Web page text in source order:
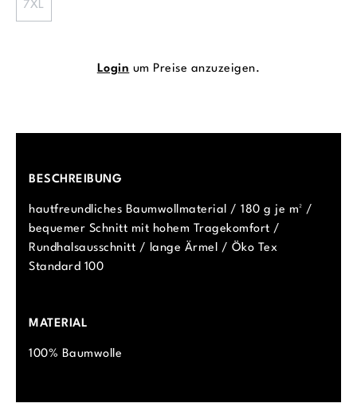
7XL
Login um Preise anzuzeigen.
BESCHREIBUNG
hautfreundliches Baumwollmaterial / 180 g je m² /
bequemer Schnitt mit hohem Tragekomfort /
Rundhalsausschnitt / lange Ärmel / Öko Tex
Standard 100
MATERIAL
100% Baumwolle